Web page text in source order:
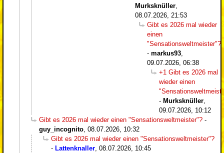
Murksknüller,
08.07.2026, 21:53
Gibt es 2026 mal wieder
einen
"Sensationsweltmeister"?
- markus93,
09.07.2026, 06:38
+1 Gibt es 2026 mal
wieder einen
- Murksknüller,
09.07.2026, 10:12
Gibt es 2026 mal wieder einen "Sensationsweltmeister"? -
guy_incognito, 08.07.2026, 10:32
Gibt es 2026 mal wieder einen "Sensationsweltmeister"?
- Lattenknaller, 08.07.2026, 10:45